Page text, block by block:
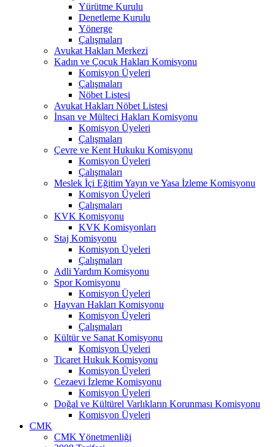
Yürütme Kurulu
Denetleme Kurulu
Yönerge
Çalışmaları
Avukat Hakları Merkezi
Kadın ve Çocuk Hakları Komisyonu
Komisyon Üyeleri
Çalışmaları
Nöbet Listesi
Avukat Hakları Nöbet Listesi
İnsan ve Mülteci Hakları Komisyonu
Komisyon Üyeleri
Çalışmaları
Çevre ve Kent Hukuku Komisyonu
Komisyon Üyeleri
Çalışmaları
Meslek İçi Eğitim Yayın ve Yasa İzleme Komisyonu
Komisyon Üyeleri
Çalışmaları
KVK Komisyonu
KVK Komisyonları
Staj Komisyonu
Komisyon Üyeleri
Çalışmaları
Adli Yardım Komisyonu
Spor Komisyonu
Komisyon Üyeleri
Hayvan Hakları Komisyonu
Komisyon Üyeleri
Çalışmaları
Kültür ve Sanat Komisyonu
Komisyon Üyeleri
Ticaret Hukuk Komisyonu
Komisyon Üyeleri
Cezaevi İzleme Komisyonu
Komisyon Üyeleri
Doğal ve Kültürel Varlıkların Korunması Komisyonu
Komisyon Üyeleri
CMK
CMK Yönetmenliği